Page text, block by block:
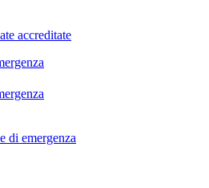
accreditate
di emergenza